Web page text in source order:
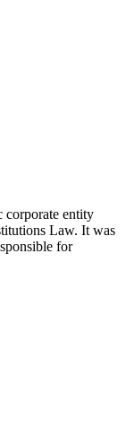
entity
Law. It was
for